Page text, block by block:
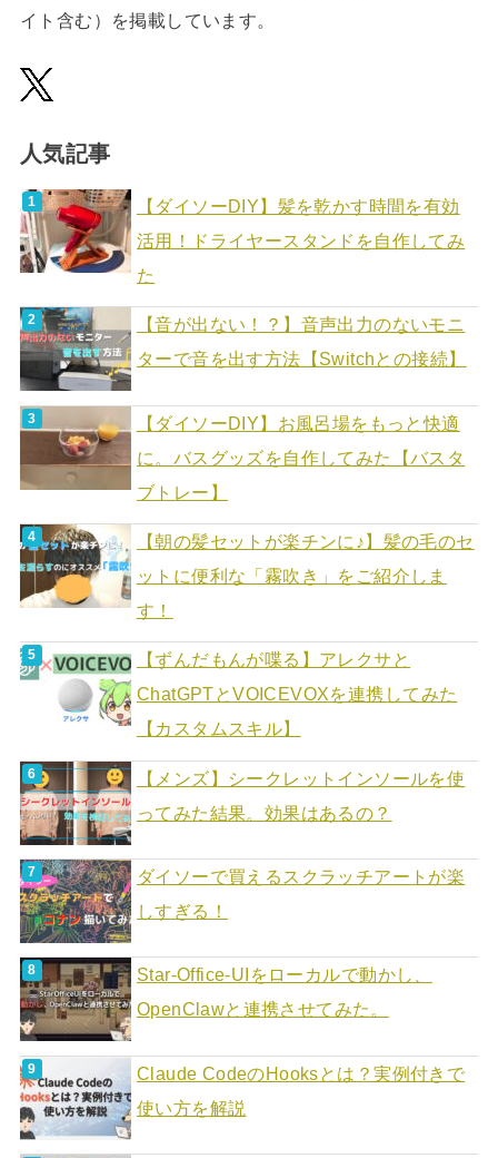
イト含む）を掲載しています。
人気記事
【ダイソーDIY】髪を乾かす時間を有効
活用！ドライヤースタンドを自作してみ
た
【音が出ない！？】音声出力のないモニ
ターで音を出す方法【Switchとの接続】
【ダイソーDIY】お風呂場をもっと快適
に。バスグッズを自作してみた【バスタ
ブトレー】
【朝の髪セットが楽チンに♪】髪の毛のセ
ットに便利な「霧吹き」をご紹介しま
す！
【ずんだもんが喋る】アレクサと
ChatGPTとVOICEVOXを連携してみた
【カスタムスキル】
【メンズ】シークレットインソールを使
ってみた結果。効果はあるの？
ダイソーで買えるスクラッチアートが楽
しすぎる！
Star-Office-UIをローカルで動かし、
OpenClawと連携させてみた。
Claude CodeのHooksとは？実例付きで
使い方を解説